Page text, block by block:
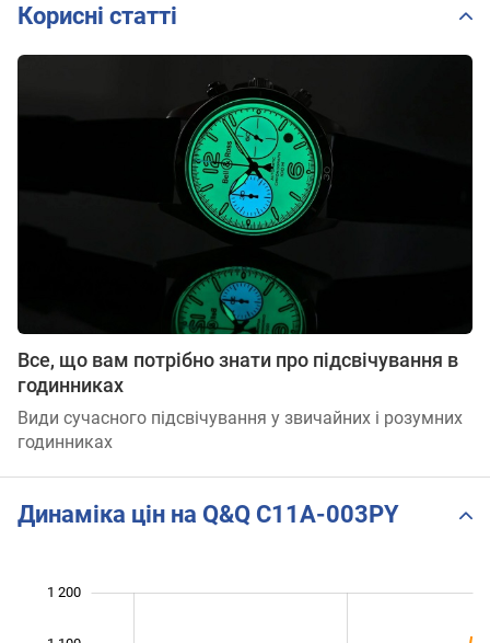
Корисні статті
Все, що вам потрібно знати про підсвічування в
годинниках
Види сучасного підсвічування у звичайних і розумних
годинниках
Динаміка цін на Q&Q C11A-003PY
1 200